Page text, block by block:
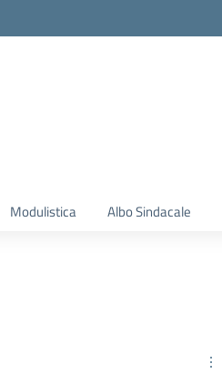
Modulistica Albo Sindacale